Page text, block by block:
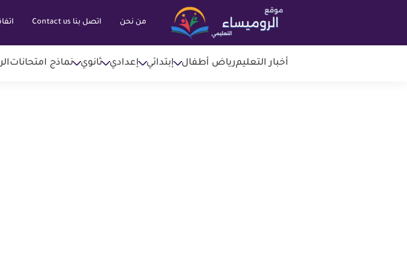
من نحن اتصل بنا Contact us
أخبار التعليمرياض أطفال إبتدائي إعدادي ثانوي نماذج امتحانات